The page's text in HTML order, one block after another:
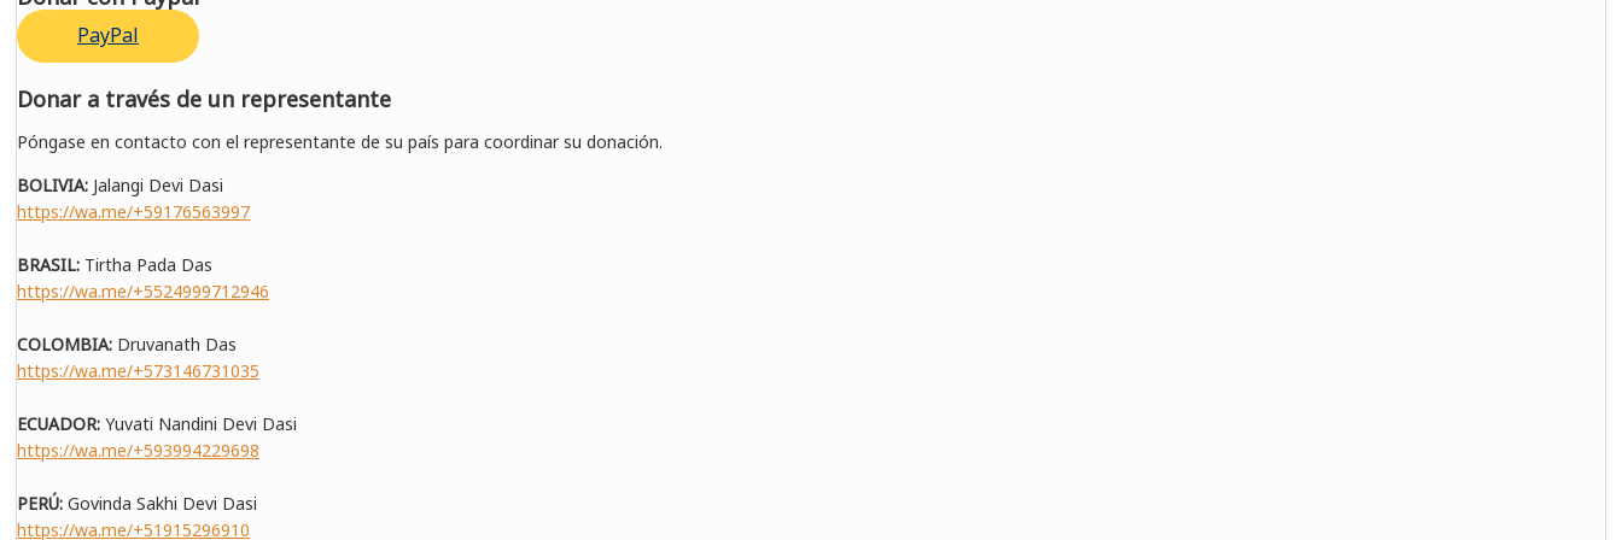
PayPal
Donar a través de un representante
Póngase en contacto con el representante de su país para coordinar su donación.
BOLIVIA: Jalangi Devi Dasi
https://wa.me/+59176563997
BRASIL: Tirtha Pada Das
https://wa.me/+5524999712946
COLOMBIA: Druvanath Das
https://wa.me/+573146731035
ECUADOR: Yuvati Nandini Devi Dasi
https://wa.me/+593994229698
PERÚ: Govinda Sakhi Devi Dasi
https://wa.me/+51915296910